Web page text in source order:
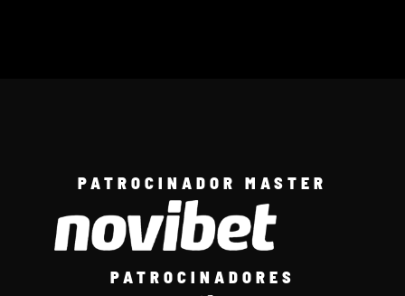
PATROCINADOR MASTER
PATROCINADORES